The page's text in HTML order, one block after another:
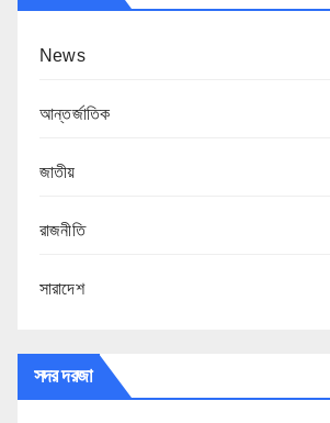
News
আন্তর্জাতিক
জাতীয়
রাজনীতি
সারাদেশ
সদর দরজা